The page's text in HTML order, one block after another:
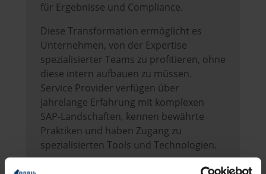
für Ergebnisse und Compliance.
Diese Transformation ermöglicht es
Unternehmen, von der Expertise
spezialisierter Teams zu profitieren, ohne
diese intern aufbauen zu müssen.
Service Provider verfügen über
jahrelange Erfahrung mit komplexen
SAP-Landschaften, kennen bewährte
Praktiken und haben Zugang zu
spezialisierten Tools und Technologien.
Sieben überzeugende Vorteile